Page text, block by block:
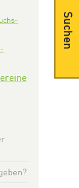
Suchen